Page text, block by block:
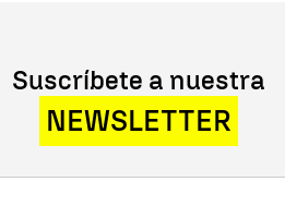
Suscríbete a nuestra
NEWSLETTER